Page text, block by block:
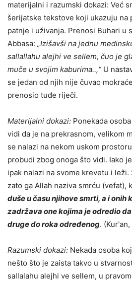
materijalni i razumski dokazi: Već
šerijatske tekstove koji ukazuju na
patnje i uživanja. Prenosi Buhari u
Abbasa: „Izišavši na jednu
sallallahu alejhi ve sellem, čuo je
muče u svojim kaburima..,“U
se jedan od njih nije čuvao
prenosio tuđe riječi.
Materijalni dokazi: Ponekada
vidi da je na prekrasnom, velikom
se nalazi na nekom uskom
probudi zbog onoga što vidi. Iako
ipak nalazi na svome krevetu i
zato ga Allah naziva smrću (vefat),
duše u času njihove smrti, a i onih
zadržava one kojima je odredio
druge do roka određenog.
Razumski dokazi: Nekada osoba
nešto što je zaista takvo u
sallalahu alejhi ve sellem, u